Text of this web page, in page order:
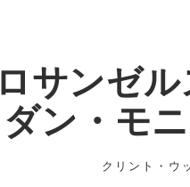
ロサンゼ
ダン・モ
クリント・ウ